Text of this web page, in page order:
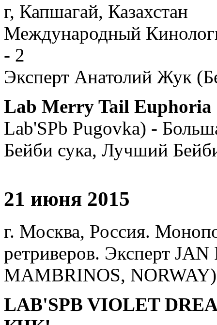
г, Капшагай, Казахстан
Международный
- 2
Эксперт Анатолий Жук
Lab Merry Tail Euphoria
Lab'SPb Pugovka) -
Бейби сука, Лучший
21 июня 2015
г. Москва, Россия.
ретриверов. Эксперт
MAMBRINOS, NORWAY)
LAB'SPB VIOLET